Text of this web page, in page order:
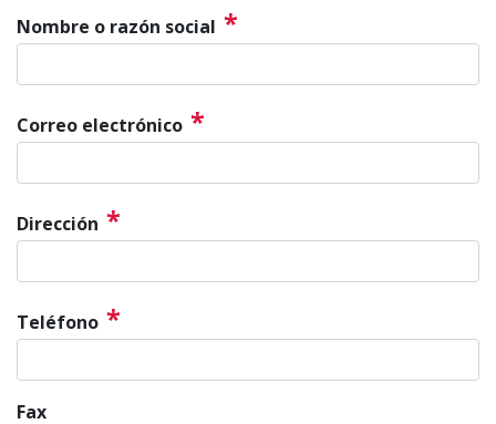
Nombre o razón social *
Correo electrónico *
Dirección *
Teléfono *
Fax